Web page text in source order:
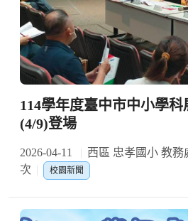
114學年度臺中市中小學科
(4/9)登場
2026-04-11 西區 忠孝國小 教務
次
校園新聞